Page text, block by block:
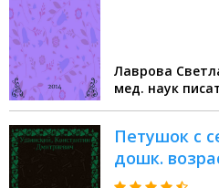
Лаврова
Петушок с
дошк.